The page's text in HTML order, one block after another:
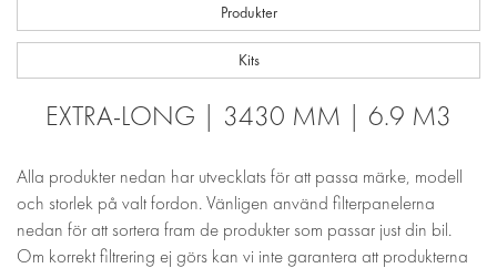
Produkter
Kits
EXTRA-LONG | 3430 MM | 6.9 M3
Alla produkter nedan har utvecklats för att passa märke, modell
och storlek på valt fordon. Vänligen använd filterpanelerna
nedan för att sortera fram de produkter som passar just din bil.
Om korrekt filtrering ej görs kan vi inte garantera att produkterna